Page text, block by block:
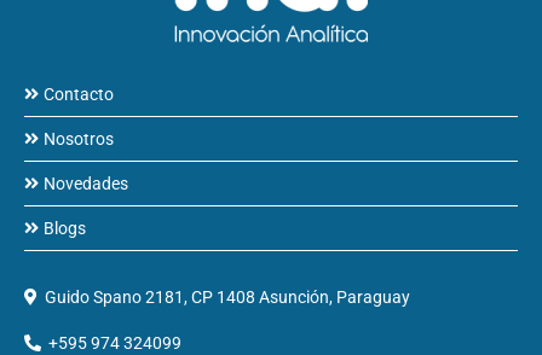
Contacto
Nosotros
Novedades
Blogs
Guido Spano 2181, CP 1408 Asunción, Paraguay
+595 974 324099